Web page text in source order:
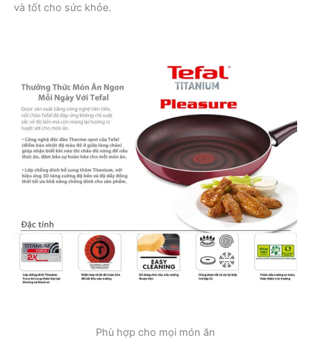
và tốt cho sức khỏe.
Phù hợp cho mọi món ăn